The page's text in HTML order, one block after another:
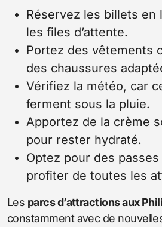
Réservez les billets en
les files d’attente.
Portez des vêtements
des chaussures
Vérifiez la météo, car
ferment sous la pluie.
Apportez de la crème
pour rester hydraté.
Optez pour des
profiter de toutes les
Les parcs d’attractions aux
constamment avec de